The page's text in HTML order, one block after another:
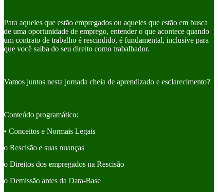
Para aqueles que estão empregados ou aqueles que estão em busca
de uma oportunidade de emprego, entender o que acontece quando
um contrato de trabalho é rescindido, é fundamental, inclusive para
que você saiba do seu direito como trabalhador.
Vamos juntos nesta jornada cheia de aprendizado e esclarecimento?
Conteúdo programático:
• Conceitos e Normais Legais
o Rescisão e suas nuanças
o Direitos dos empregados na Rescisão
o Demissão antes da Data-Base